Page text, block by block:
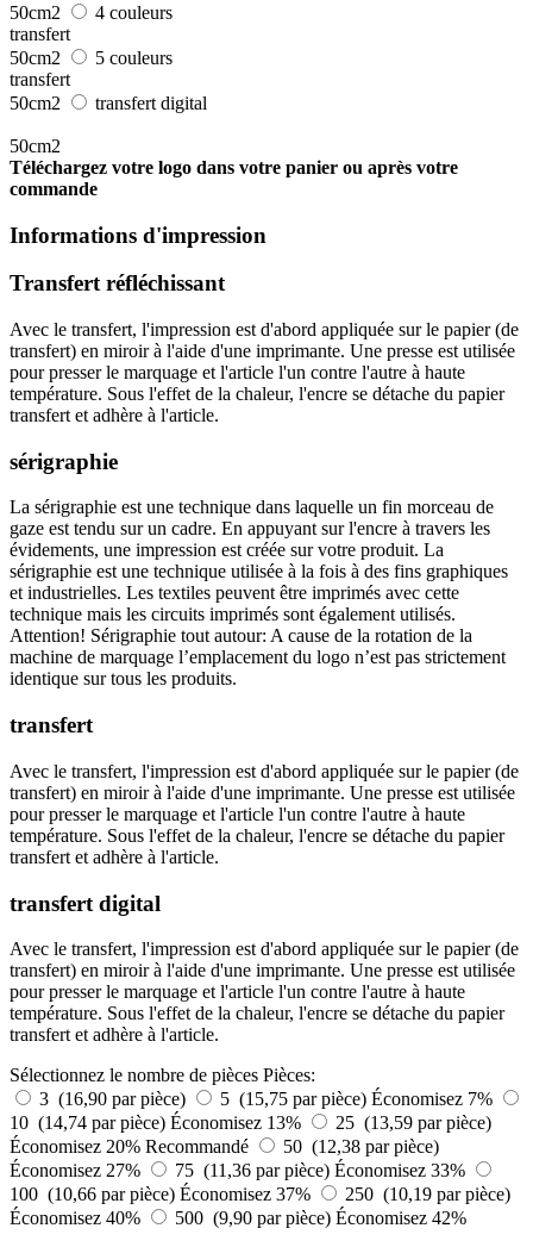
50cm2
4 couleurs
transfert
50cm2
5 couleurs
transfert
50cm2
transfert digital
50cm2
Téléchargez votre logo dans votre panier ou après votre
commande
Informations d'impression
Transfert réfléchissant
Avec le transfert, l'impression est d'abord appliquée sur le papier (de
transfert) en miroir à l'aide d'une imprimante. Une presse est utilisée
pour presser le marquage et l'article l'un contre l'autre à haute
température. Sous l'effet de la chaleur, l'encre se détache du papier
transfert et adhère à l'article.
sérigraphie
La sérigraphie est une technique dans laquelle un fin morceau de
gaze est tendu sur un cadre. En appuyant sur l'encre à travers les
évidements, une impression est créée sur votre produit. La
sérigraphie est une technique utilisée à la fois à des fins graphiques
et industrielles. Les textiles peuvent être imprimés avec cette
technique mais les circuits imprimés sont également utilisés.
Attention! Sérigraphie tout autour: A cause de la rotation de la
machine de marquage l’emplacement du logo n’est pas strictement
identique sur tous les produits.
transfert
Avec le transfert, l'impression est d'abord appliquée sur le papier (de
transfert) en miroir à l'aide d'une imprimante. Une presse est utilisée
pour presser le marquage et l'article l'un contre l'autre à haute
température. Sous l'effet de la chaleur, l'encre se détache du papier
transfert et adhère à l'article.
transfert digital
Avec le transfert, l'impression est d'abord appliquée sur le papier (de
transfert) en miroir à l'aide d'une imprimante. Une presse est utilisée
pour presser le marquage et l'article l'un contre l'autre à haute
température. Sous l'effet de la chaleur, l'encre se détache du papier
transfert et adhère à l'article.
Sélectionnez le nombre de pièces Pièces:
3 (16,90 par pièce)
5 (15,75 par pièce) Économisez 7%
10 (14,74 par pièce) Économisez 13%
25 (13,59 par pièce)
Économisez 20% Recommandé
50 (12,38 par pièce)
Économisez 27%
75 (11,36 par pièce) Économisez 33%
100 (10,66 par pièce) Économisez 37%
250 (10,19 par pièce)
Économisez 40%
500 (9,90 par pièce) Économisez 42%